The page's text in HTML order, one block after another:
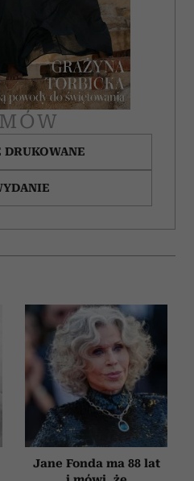
DRUKOWANE
Jane Fonda ma 88 lat